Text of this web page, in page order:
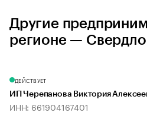
Другие
регионе —
ДЕЙСТВУЕТ
ИП Черепанова Виктория
ИНН: 661904167401